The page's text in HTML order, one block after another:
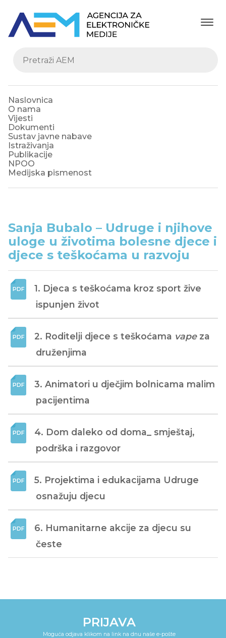
Naslovnica
O nama
Vijesti
Dokumenti
Sustav javne nabave
Istraživanja
Publikacije
NPOO
Medijska pismenost
Sanja Bubalo – Udruge i njihove
uloge u životima bolesne djece i
djece s teškoćama u razvoju
1. Djeca s teškoćama kroz sport žive
ispunjen život
2. Roditelji djece s teškoćama vape za
druženjima
3. Animatori u dječjim bolnicama malim
pacijentima
4. Dom daleko od doma_ smještaj,
podrška i razgovor
5. Projektima i edukacijama Udruge
osnažuju djecu
6. Humanitarne akcije za djecu su
česte
PRIJAVA
Moguća odjava klikom na link na dnu naše e-pošte